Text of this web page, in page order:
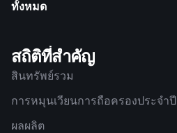
สถิติที่สำคัญ
สินทรัพย์รวม
การหมุนเวียนการถือครองประจำปี
ผลผลิต
ทั้งหมด